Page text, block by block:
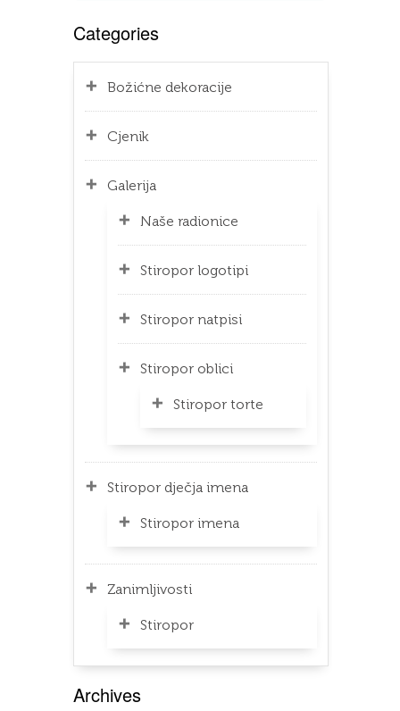
Categories
Božićne dekoracije
Cjenik
Galerija
Naše radionice
Stiropor logotipi
Stiropor natpisi
Stiropor oblici
Stiropor torte
Stiropor dječja imena
Stiropor imena
Zanimljivosti
Stiropor
Archives